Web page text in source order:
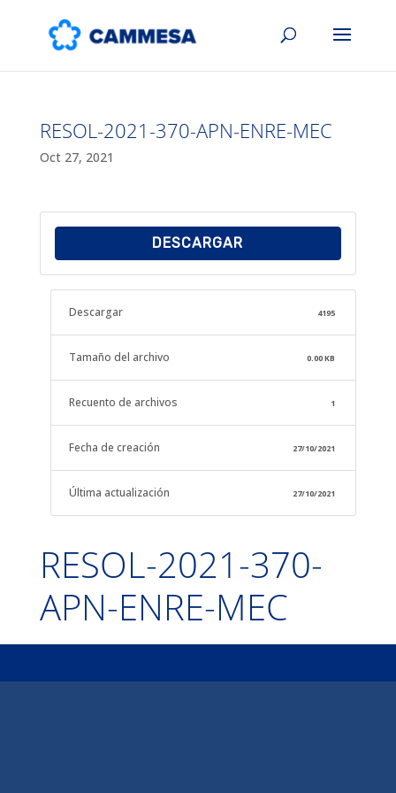
RESOL-2021-370-APN-ENRE-MEC
Oct 27, 2021
DESCARGAR
Descargar 4195
Tamaño del archivo 0.00 KB
Recuento de archivos 1
Fecha de creación 27/10/2021
Última actualización 27/10/2021
RESOL-2021-370-
APN-ENRE-MEC